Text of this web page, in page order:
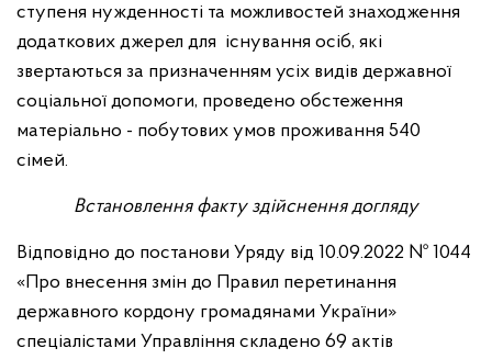
ступеня нужденності та можливостей знаходження
додаткових джерел для існування осіб, які
звертаються за призначенням усіх видів державної
соціальної допомоги, проведено обстеження
матеріально - побутових умов проживання 540
сімей.
Встановлення факту здійснення догляду
Відповідно до постанови Уряду від 10.09.2022 № 1044
«Про внесення змін до Правил перетинання
державного кордону громадянами України»
спеціалістами Управління складено 69 актів